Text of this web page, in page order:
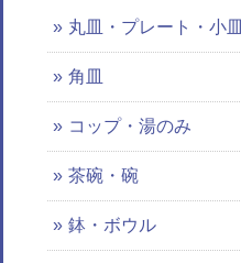
丸皿・プレート・小皿
角皿
コップ・湯のみ
茶碗・碗
鉢・ボウル